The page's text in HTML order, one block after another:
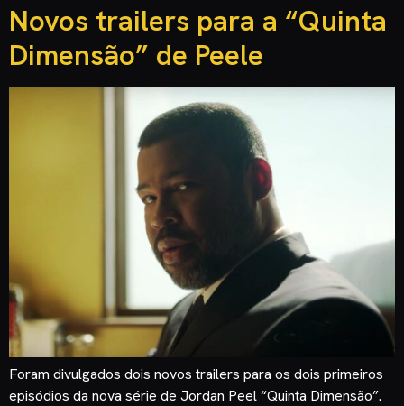
Novos trailers para a “Quinta
Dimensão” de Peele
Foram divulgados dois novos trailers para os dois primeiros
episódios da nova série de Jordan Peel “Quinta Dimensão”.